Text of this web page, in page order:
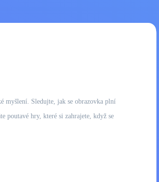
myšlení. Sledujte, jak se obrazovka plní
poutavé hry, které si zahrajete, když se